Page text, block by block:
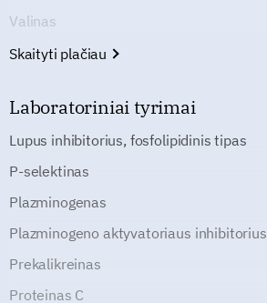
Valinas
Skaityti plačiau
Laboratoriniai tyrimai
Lupus inhibitorius, fosfolipidinis tipas
P-selektinas
Plazminogenas
Plazminogeno aktyvatoriaus inhibitorius
Prekalikreinas
Proteinas C